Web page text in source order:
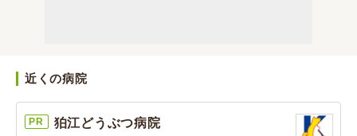
近くの病院
PR 狛江どうぶつ病院